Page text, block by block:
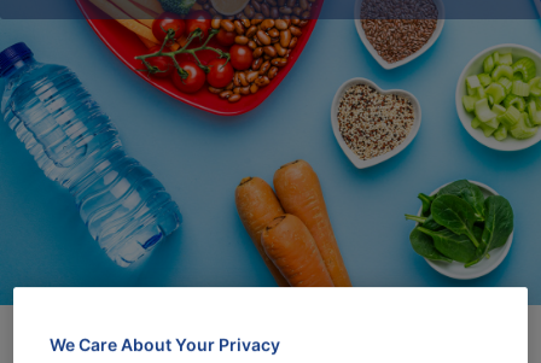
We Care About Your Privacy